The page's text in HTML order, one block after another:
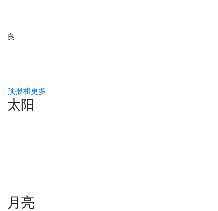
良
预报和更多
太阳
月亮